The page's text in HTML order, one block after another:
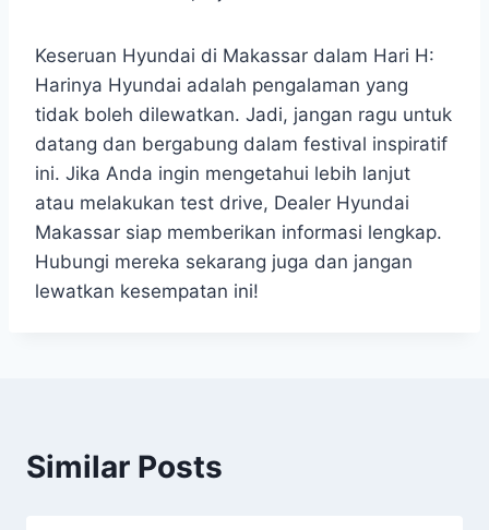
Keseruan Hyundai di Makassar dalam Hari H:
Harinya Hyundai adalah pengalaman yang
tidak boleh dilewatkan. Jadi, jangan ragu untuk
datang dan bergabung dalam festival inspiratif
ini. Jika Anda ingin mengetahui lebih lanjut
atau melakukan test drive, Dealer Hyundai
Makassar siap memberikan informasi lengkap.
Hubungi mereka sekarang juga dan jangan
lewatkan kesempatan ini!
Similar Posts